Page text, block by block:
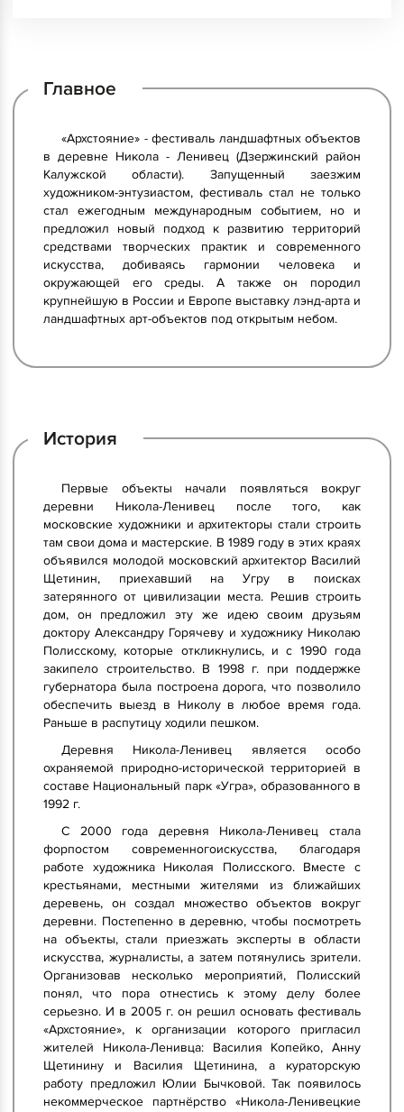
Главное
«Архстояние» - фестиваль ландшафтных объектов
в деревне Никола - Ленивец (Дзержинский район
Калужской области). Запущенный заезжим
художником-энтузиастом, фестиваль стал не только
стал ежегодным международным событием, но и
предложил новый подход к развитию территорий
средствами творческих практик и современного
искусства, добиваясь гармонии человека и
окружающей его среды. А также он породил
крупнейшую в России и Европе выставку лэнд-арта и
ландшафтных арт-объектов под открытым небом.
История
Первые объекты начали появляться вокруг
деревни Никола-Ленивец после того, как
московские художники и архитекторы стали строить
там свои дома и мастерские. В 1989 году в этих краях
объявился молодой московский архитектор Василий
Щетинин, приехавший на Угру в поисках
затерянного от цивилизации места. Решив строить
дом, он предложил эту же идею своим друзьям
доктору Александру Горячеву и художнику Николаю
Полисскому, которые откликнулись, и с 1990 года
закипело строительство. В 1998 г. при поддержке
губернатора была построена дорога, что позволило
обеспечить выезд в Николу в любое время года.
Раньше в распутицу ходили пешком.
Деревня Никола-Ленивец является особо
охраняемой природно-исторической территорией в
составе Национальный парк «Угра», образованного в
1992 г.
С 2000 года деревня Никола-Ленивец стала
форпостом современногоискусства, благодаря
работе художника Николая Полисского. Вместе с
крестьянами, местными жителями из ближайших
деревень, он создал множество объектов вокруг
деревни. Постепенно в деревню, чтобы посмотреть
на объекты, стали приезжать эксперты в области
искусства, журналисты, а затем потянулись зрители.
Организовав несколько мероприятий, Полисский
понял, что пора отнестись к этому делу более
серьезно. И в 2005 г. он решил основать фестиваль
«Архстояние», к организации которого пригласил
жителей Никола-Ленивца: Василия Копейко, Анну
Щетинину и Василия Щетинина, а кураторскую
работу предложил Юлии Бычковой. Так появилось
некоммерческое партнёрство «Никола-Ленивецкие